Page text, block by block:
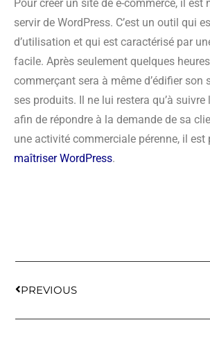
Pour créer un site de e-commerce, il est
servir de WordPress. C’est un outil qui
d’utilisation et qui est caractérisé par
facile. Après seulement quelques
commerçant sera à même d’édifier son
ses produits. Il ne lui restera qu’à
afin de répondre à la demande de sa
une activité commerciale pérenne, il est
maîtriser WordPress.
PREVIOUS